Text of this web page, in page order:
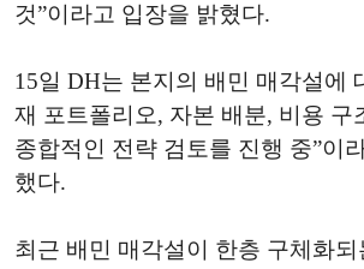
것”이라고 입장을 밝혔다.
15일 DH는 본지의 배민 매각설에
재 포트폴리오, 자본 배분, 비용 구
종합적인 전략 검토를 진행 중”이
했다.
최근 배민 매각설이 한층 구체화